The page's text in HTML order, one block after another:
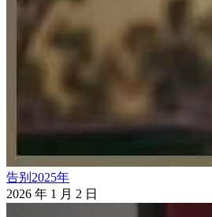
告别2025年
2026 年 1 月 2 日